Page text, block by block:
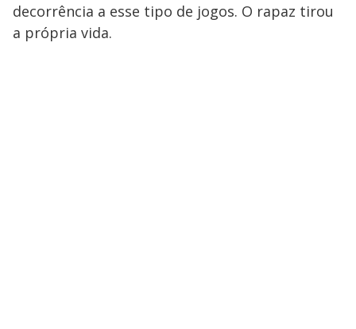
decorrência a esse tipo de jogos. O rapaz tirou
a própria vida.